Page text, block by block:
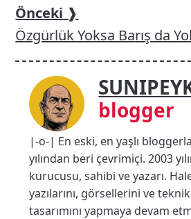
Önceki ❱
Özgürlük Yoksa Barış da
blogger
|-o-| En eski, en yaşlı
yılından beri çevrimiçi. 2003
kurucusu, sahibi ve yazarı.
yazılarını, görsellerini ve
tasarımını yapmaya devam